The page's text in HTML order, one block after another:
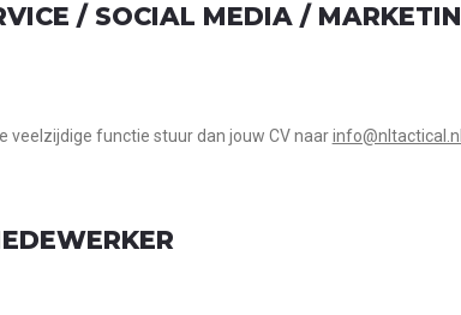
/ SOCIAL MEDIA /
veelzijdige functie stuur dan jouw CV naarinfo@nltactical.nl